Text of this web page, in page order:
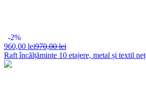
-2%
960,00 lei970,00 lei
Raft încălțăminte 10 etajere, metal și textil